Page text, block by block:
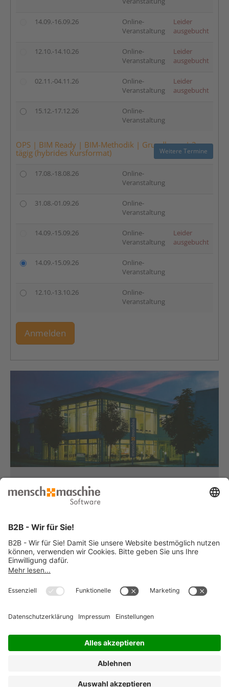
14.09.-16.09.26
Online-
Veranstaltung
Leider
ausgebucht
12.10.-14.10.26
Online-
Veranstaltung
Leider
ausgebucht
02.11.-04.11.26
Online-
Veranstaltung
Leider
ausgebucht
15.12.-17.12.26
Online-
Veranstaltung
OPS | BIM Ready | BIM-Methodik | Grundlagen | 2-
tägig (hybrides Kursformat)
Weitere Termine
17.08.-18.08.26
Online-
Veranstaltung
31.08.-01.09.26
Online-
Veranstaltung
14.09.-15.09.26
Online-
Veranstaltung
Leider
ausgebucht
14.09.-15.09.26
Online-
Veranstaltung
12.10.-13.10.26
Online-
Veranstaltung
Anmelden
Haben Sie Fragen?
Dann rufen Sie uns an...
von 08:30 bis 12:00 Uhr
und 12:30 bis 17:00 Uhr
Freitag
und 12:30 bis 15:00 Uhr